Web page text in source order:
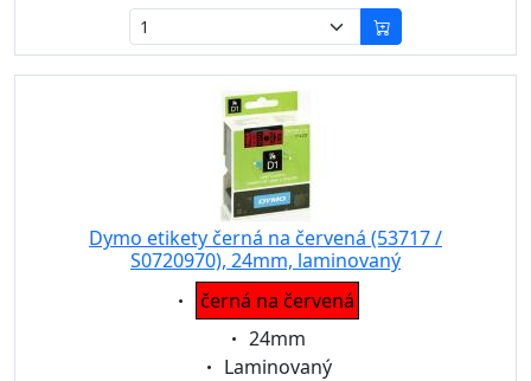
Dymo etikety černá na červená (53717 /
S0720970), 24mm, laminovaný
Eigenschaft:
černá na červená
Eigenschaft:
24mm
Eigenschaft:
Laminovaný